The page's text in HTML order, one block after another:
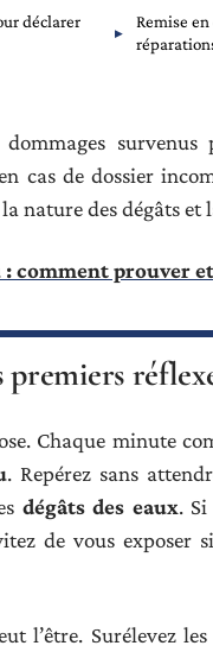
déclarer
Remise
cas de dossier
nature des dégâts et
comment prouver
premiers
Chaque minute
. Repérez sans
dégâts des eaux.
de vous exposer
l’être. Surélevez